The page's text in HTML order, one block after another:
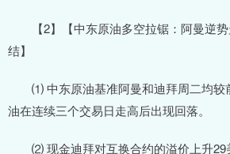
【2】【中东原油多空拉锯：阿曼逆势
结】
⑴ 中东原油基准阿曼和迪拜周二均较
油在连续三个交易日走高后出现回落。
⑵ 现金迪拜对互换合约的溢价上升29